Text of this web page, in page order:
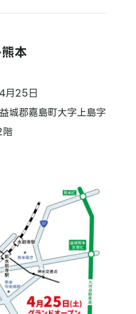
本
月25日
郡嘉島町大字上島字